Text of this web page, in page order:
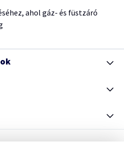
ahol gáz- és füstzáró